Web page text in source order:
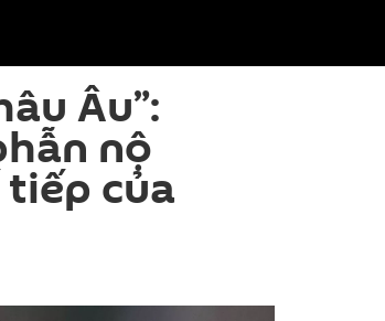
Âu”:
nộ
của